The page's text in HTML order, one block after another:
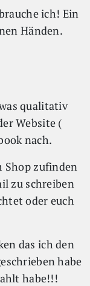
ich! Ein
Händen.
qualitativ
Website (
nach.
Shop zufinden
zu schreiben
oder euch
das ich den
habe
habe!!!